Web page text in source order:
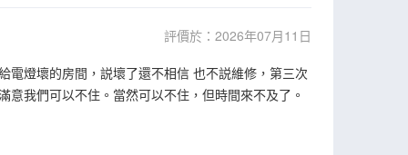
評價於：2026年07月11日
電燈壞的房間，説壞了還不相信 也不説維修，第三次
我們可以不住。當然可以不住，但時間來不及了。